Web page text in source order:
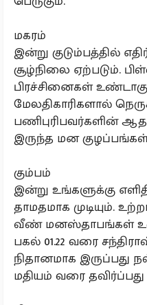
மகரம்
இன்று குடும்பத்தில்
சூழ்நிலை ஏற்படும்.
பிரச்சினைகள்
மேலதிகாரிகளால்
பணிபுரிபவர்களின்
இருந்த மன குழப்பங்கள்
கும்பம்
இன்று உங்களுக்கு
தாமதமாக முடியும்.
வீண் மனஸ்தாபங்கள்
பகல் 01.22 வரை
நிதானமாக இருப்பது
மதியம் வரை